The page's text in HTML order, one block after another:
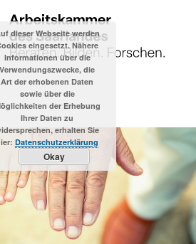
Blog
Kontakt
dieser Webseite werden
eingesetzt. Nähere
Informationen über die
Verwendungszwecke, die
Art der erhobenen Daten
sowie über die
der Erhebung
Ihrer Daten zu
erhalten Sie
Datenschutzerklärung
Okay